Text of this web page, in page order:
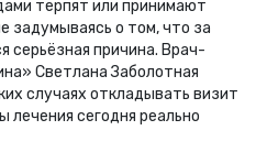
терпят или принимают
задумываясь о том, что за
серьёзная причина. Врач-
Светлана Заболотная
случаях откладывать визит
лечения сегодня реально